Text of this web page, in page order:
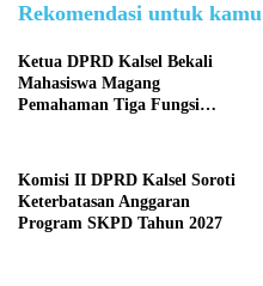
Rekomendasi untuk kamu
Ketua DPRD Kalsel Bekali
Mahasiswa Magang
Pemahaman Tiga Fungsi
Komisi II DPRD Kalsel Soroti
Keterbatasan Anggaran
Program SKPD Tahun 2027